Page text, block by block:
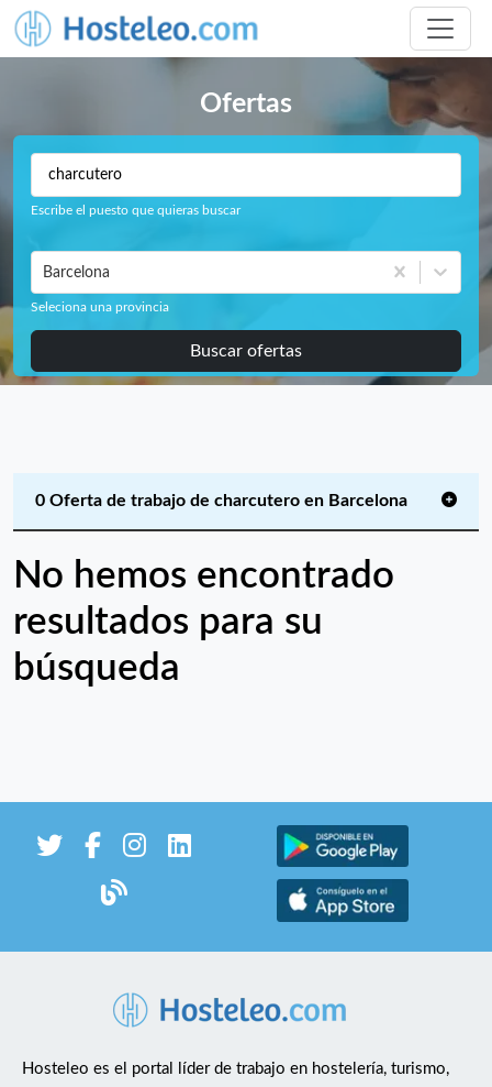
Ofertas
Escribe el puesto que quieras buscar
Barcelona
Seleciona una provincia
Buscar ofertas
0 Oferta de trabajo de charcutero en Barcelona
No hemos encontrado
resultados para su
búsqueda
Hosteleo es el portal líder de trabajo en hostelería, turismo,